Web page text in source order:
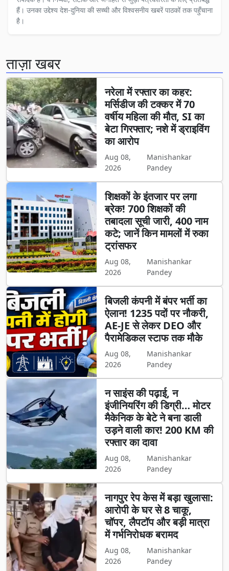
हैं। उनका उद्देश्य देश-दुनिया की सच्ची और विश्वसनीय खबरें पाठकों तक पहुँचाना
है।
ताज़ा खबर
नरेला में रफ्तार का कहर:
मर्सिडीज की टक्कर में 70
वर्षीय महिला की मौत, SI का
बेटा गिरफ्तार; नशे में ड्राइविंग
का आरोप
Aug 08,
2026
Manishankar
Pandey
शिक्षकों के इंतजार पर लगा
ब्रेक! 700 शिक्षकों की
तबादला सूची जारी, 400 नाम
कटे; जानें किन मामलों में रुका
ट्रांसफर
Aug 08,
2026
Manishankar
Pandey
बिजली कंपनी में बंपर भर्ती का
ऐलान! 1235 पदों पर नौकरी,
AE-JE से लेकर DEO और
पैरामेडिकल स्टाफ तक मौके
Aug 08,
2026
Manishankar
Pandey
न साइंस की पढ़ाई, न
इंजीनियरिंग की डिग्री… मोटर
मैकेनिक के बेटे ने बना डाली
उड़ने वाली कार! 200 KM की
रफ्तार का दावा
Aug 08,
2026
Manishankar
Pandey
नागपुर रेप केस में बड़ा खुलासा:
आरोपी के घर से 8 चाकू,
चॉपर, लैपटॉप और बड़ी मात्रा
में गर्भनिरोधक बरामद
Aug 08,
2026
Manishankar
Pandey